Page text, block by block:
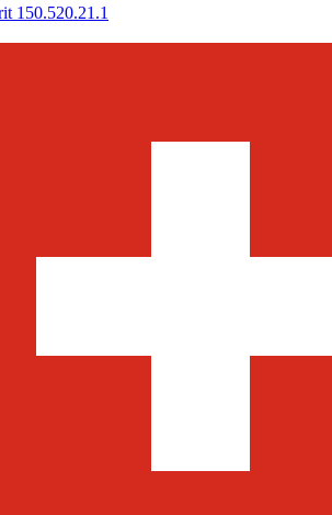
150.520.21.1